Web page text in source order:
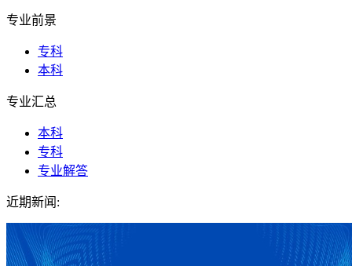
专业前景
专科
本科
专业汇总
本科
专科
专业解答
近期新闻: